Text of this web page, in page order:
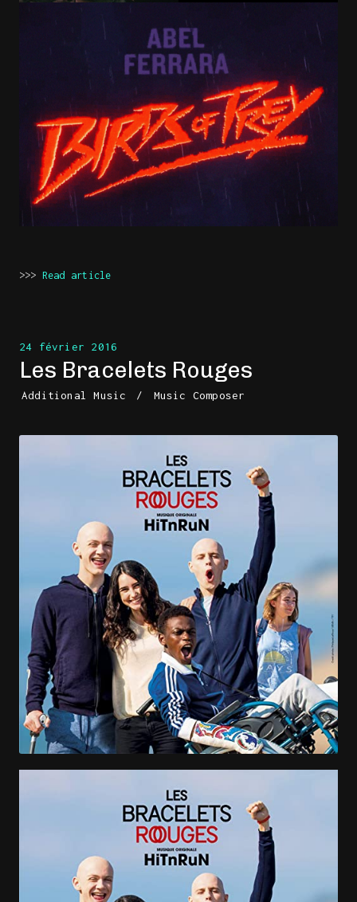
>>> Read article
24 février 2016
Les Bracelets Rouges
Additional Music / Music Composer